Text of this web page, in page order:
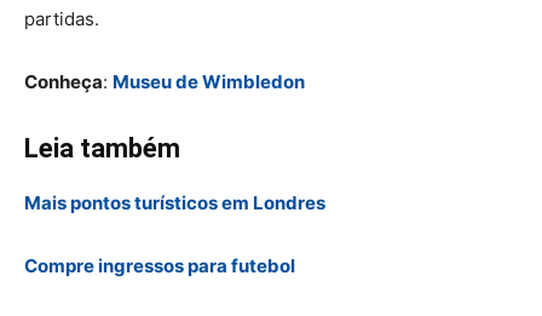
partidas.
Conheça: Museu de Wimbledon
Leia também
Mais pontos turísticos em Londres
Compre ingressos para futebol